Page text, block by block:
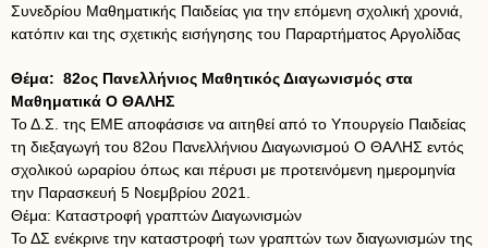
Συνεδρίου Μαθηματικής Παιδείας για την επόμενη σχολική χρονιά,
κατόπιν και της σχετικής εισήγησης του Παραρτήματος Αργολίδας
Θέμα: 82ος Πανελλήνιος Μαθητικός Διαγωνισμός στα
Μαθηματικά Ο ΘΑΛΗΣ
Το Δ.Σ. της ΕΜΕ αποφάσισε να αιτηθεί από το Υπουργείο Παιδείας
τη διεξαγωγή του 82ου Πανελλήνιου Διαγωνισμού Ο ΘΑΛΗΣ εντός
σχολικού ωραρίου όπως και πέρυσι με προτεινόμενη ημερομηνία
την Παρασκευή 5 Νοεμβρίου 2021.
Θέμα: Καταστροφή γραπτών Διαγωνισμών
Το ΔΣ ενέκρινε την καταστροφή των γραπτών των διαγωνισμών της